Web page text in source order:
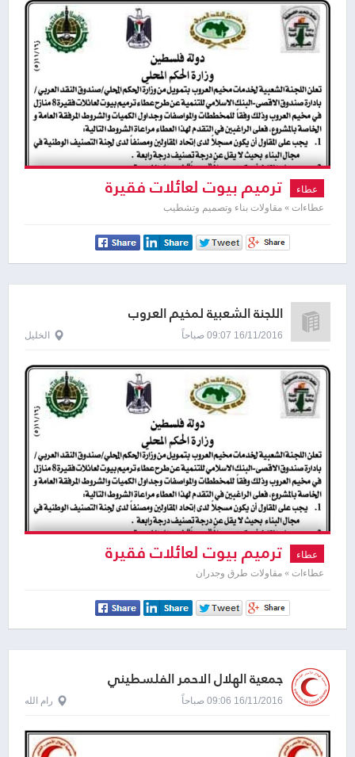
عطاء ترميم بيوت لعائلات فقيرة
عطاءات » مقاولات بناء وتصميم وتشطيب
اللجنة الشعبية لمخيم العروب
16/11/2016 09:07 صباحاً الخليل
عطاء ترميم بيوت لعائلات فقيرة
عطاءات » مقاولات طرق وجدران
جمعية الهلال الاحمر الفلسطيني
16/11/2016 09:06 صباحاً رام الله